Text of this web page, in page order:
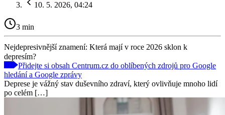
10. 5. 2026, 04:24
3 min
Nejdepresivnější znamení: Která mají v roce 2026 sklon k
depresím?
Přidejte si obsah Centrum.cz do oblíbených zdrojů pro Google
hledání a Google zprávy
Deprese je vážný stav duševního zdraví, který ovlivňuje mnoho lidí
po celém […]